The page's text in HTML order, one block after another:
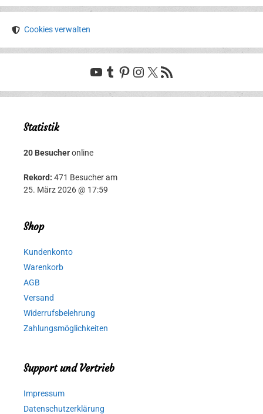
Cookies verwalten
YouTube
Tumblr
Pinterest
Instagram
X RSS-Feed
Statistik
20 Besucheronline
Rekord: 471 Besucher am
25. März 2026 @ 17:59
Shop
Kundenkonto
Warenkorb
AGB
Versand
Widerrufsbelehrung
Zahlungsmöglichkeiten
Support und Vertrieb
Impressum
Datenschutzerklärung